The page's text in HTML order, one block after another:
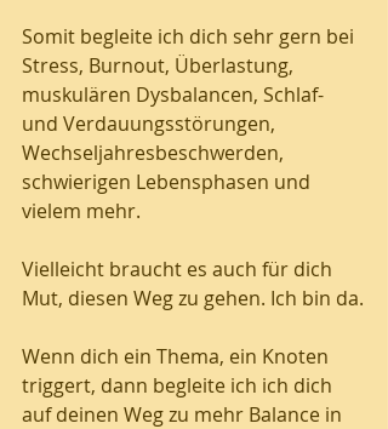
Somit begleite ich dich sehr gern bei
Stress, Burnout, Überlastung,
muskulären Dysbalancen, Schlaf-
und Verdauungsstörungen,
Wechseljahresbeschwerden,
schwierigen Lebensphasen und
vielem mehr.
Vielleicht braucht es auch für dich
Mut, diesen Weg zu gehen. Ich bin da.
Wenn dich ein Thema, ein Knoten
triggert, dann begleite ich ich dich
auf deinen Weg zu mehr Balance in